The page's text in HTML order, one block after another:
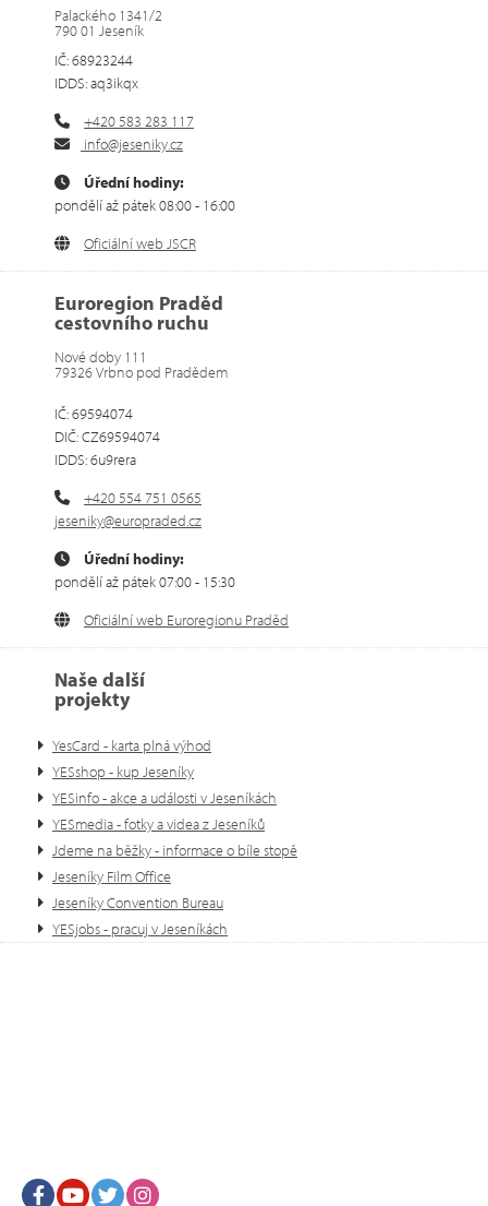
Palackého 1341/2
790 01 Jeseník
IČ: 68923244
IDDS: aq3ikqx
+420 583 283 117
info@jeseniky.cz
Úřední hodiny:
pondělí až pátek 08:00 - 16:00
Oficiální web JSCR
Euroregion Praděd
cestovního ruchu
Nové doby 111
79326 Vrbno pod Pradědem
IČ: 69594074
DIČ: CZ69594074
IDDS: 6u9rera
+420 554 751 0565
jeseniky@europraded.cz
Úřední hodiny:
pondělí až pátek 07:00 - 15:30
Oficiální web Euroregionu Praděd
Naše další
projekty
YesCard - karta plná výhod
YESshop - kup Jeseníky
YESinfo - akce a události v Jeseníkách
YESmedia - fotky a videa z Jeseníků
Jdeme na běžky - informace o bíle stopě
Jeseníky Film Office
Jeseníky Convention Bureau
YESjobs - pracuj v Jeseníkách
FacebookYoutubeTwitter